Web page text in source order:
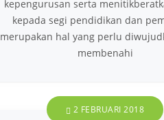
kepengurusan serta
kepada segi pendidikan dan
merupakan hal yang perlu
membenahi
2 FEBRUARI 2018